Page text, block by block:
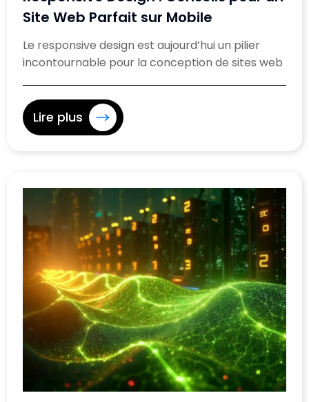
Site Web Parfait sur Mobile
Le responsive design est aujourd’hui un pilier
incontournable pour la conception de sites web
Lire plus